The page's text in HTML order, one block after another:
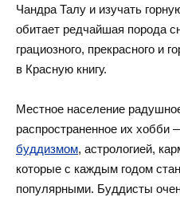
Чандра Талу и изучать
обитает редчайшая порода
грациозного, прекрасного и
в Красную книгу.
Местное население
распространенное их
буддизмом, астрологией,
которые с каждым годом
популярными. Буддисты